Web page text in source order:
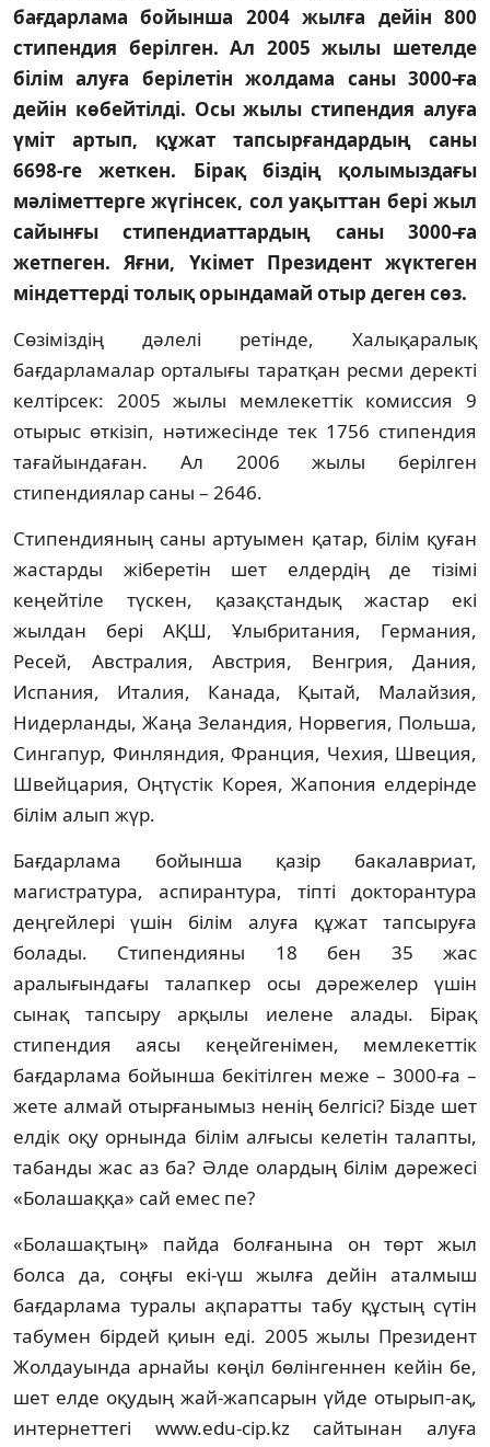
бағдарлама бойынша 2004 жылға дейiн 800
стипендия берiлген. Ал 2005 жылы шетелде
бiлiм алуға берiлетiн жолдама саны 3000-ға
дейiн көбейтiлдi. Осы жылы стипендия алуға
үмiт артып, құжат тапсырғандардың саны
6698-ге жеткен. Бiрақ бiздiң қолымыздағы
мәлiметтерге жүгiнсек, сол уақыттан берi жыл
сайынғы стипендиаттардың саны 3000-ға
жетпеген. Яғни, Үкiмет Президент жүктеген
мiндеттердi толық орындамай отыр деген сөз.
Сөзiмiздiң дәлелi ретiнде, Халықаралық
бағдарламалар орталығы таратқан ресми деректi
келтiрсек: 2005 жылы мемлекеттiк комиссия 9
отырыс өткiзiп, нәтижесiнде тек 1756 стипендия
тағайындаған. Ал 2006 жылы берiлген
стипендиялар саны – 2646.
Стипендияның саны артуымен қатар, бiлiм қуған
жастарды жiберетiн шет елдердiң де тiзiмi
кеңейтiле түскен, қазақстандық жастар екi
жылдан берi АҚШ, Ұлыбритания, Германия,
Ресей, Австралия, Австрия, Венгрия, Дания,
Испания, Италия, Канада, Қытай, Малайзия,
Нидерланды, Жаңа Зеландия, Норвегия, Польша,
Сингапур, Финляндия, Франция, Чехия, Швеция,
Швейцария, Оңтүстiк Корея, Жапония елдерiнде
бiлiм алып жүр.
Бағдарлама бойынша қазiр бакалавриат,
магистратура, аспирантура, тiптi докторантура
деңгейлерi үшiн бiлiм алуға құжат тапсыруға
болады. Стипендияны 18 бен 35 жас
аралығындағы талапкер осы дәрежелер үшiн
сынақ тапсыру арқылы иелене алады. Бiрақ
стипендия аясы кеңейгенiмен, мемлекеттiк
бағдарлама бойынша бекiтiлген меже – 3000-ға –
жете алмай отырғанымыз ненiң белгiсi? Бiзде шет
елдiк оқу орнында бiлiм алғысы келетiн талапты,
табанды жас аз ба? Әлде олардың бiлiм дәрежесi
«Болашаққа» сай емес пе?
«Болашақтың» пайда болғанына он төрт жыл
болса да, соңғы екi-үш жылға дейiн аталмыш
бағдарлама туралы ақпаратты табу құстың сүтiн
табумен бiрдей қиын едi. 2005 жылы Президент
Жолдауында арнайы көңiл бөлiнгеннен кейiн бе,
шет елде оқудың жай-жапсарын үйде отырып-ақ,
интернеттегi www.edu-cip.kz сайтынан алуға